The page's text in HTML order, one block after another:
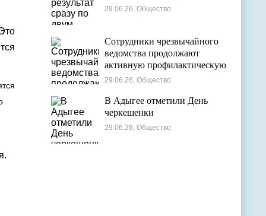
29.06.26, Общество
Сотрудники чрезвычайного
ведомства продолжают
активную профилактическую
деятельность в детских
29.06.26, Общество
В Адыгее отметили День
черкешенки
29.06.26, Общество